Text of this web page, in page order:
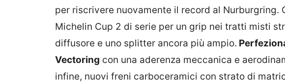
per riscrivere nuovamente il record al Nurburgring.
Michelin Cup 2 di serie per un grip nei tratti misti
diffusore e uno splitter ancora più ampio.
Vectoring con una aderenza meccanica e
infine, nuovi freni carboceramici con strato di